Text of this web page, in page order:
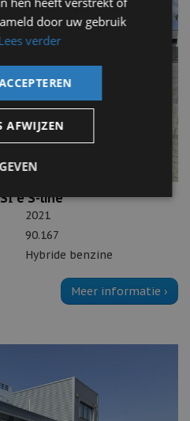
e S-line
2021
90.167
Hybride benzine
Meer informatie ›
door uw gebruik
verder
AFWIJZEN